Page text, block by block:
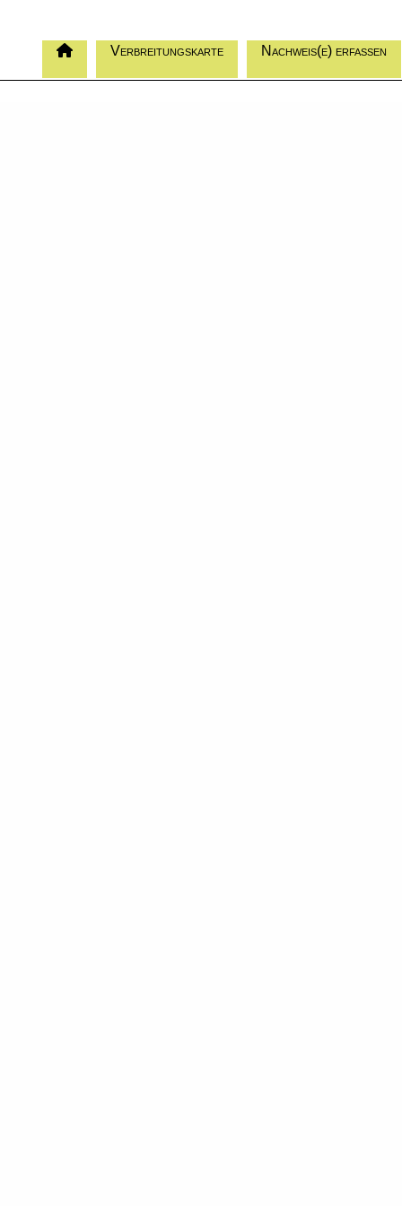
Verbreitungskarte Nachweis(e) erfassen